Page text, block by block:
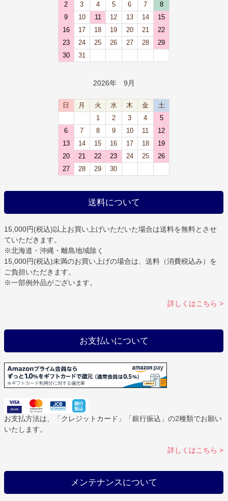
2
3 4 5 6 7
8
9
10 11 12 13 14
15
16
17 18 19 20 21
22
23
24 25 26 27 28
29
30
31
2026年 9月
日 月 火 水 木 金
土
1
2 3 4
5
6
7 8 9 10 11
12
13
14 15 16 17 18
19
20
21 22 23 24 25
26
27
28 29 30
送料について
15,000円(税込)以上お買い上げいただいた場合は送料を無料とさせ
ていただきます。
※北海道・沖縄・離島地域除く
15,000円(税込)未満のお買い上げの場合は、送料（消費税込み）を
ご負担いただきます。
※一部例外品がございます。
詳しくはこちら >
お支払いについて
お支払方法は、「クレジットカード」「銀行振込」の2種類でお願い
いたします。
詳しくはこちら >
メンテナンスについて